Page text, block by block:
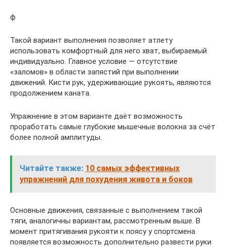
ф
Такой вариант выполнения позволяет атлету
использовать комфортный для него хват, выбираемый
индивидуально. Главное условие — отсутствие
«заломов» в области запястий при выполнении
движений. Кисти рук, удерживающие рукоять, являются
продолжением каната.
Упражнение в этом варианте даёт возможность
проработать самые глубокие мышечные волокна за счёт
более полной амплитуды.
Читайте также: 10 самых эффективных
упражнений для похудения живота и боков
Основные движения, связанные с выполнением такой
тяги, аналогичны вариантам, рассмотренным выше. В
момент притягивания рукояти к поясу у спортсмена
появляется возможность дополнительно развести руки